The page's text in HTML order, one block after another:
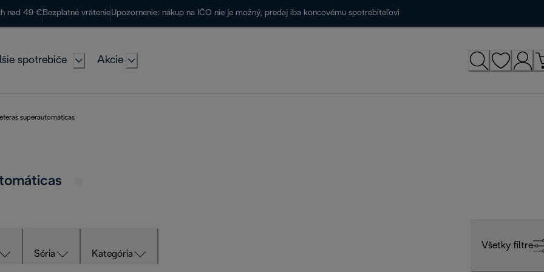
nad 49 € Bezplatné vrátenieUpozornenie: nákup na IČO nie je možný, predaj iba koncovému spotrebiteľovi
spotrebiče Akcie
superautomáticas
Séria Kategória
Všetky filtre